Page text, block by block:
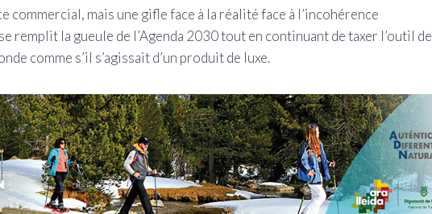
commercial, mais une gifle face à la réalité face à l’incohérence
remplit la gueule de l’Agenda 2030 tout en continuant de taxer l’outil de
comme s’il s’agissait d’un produit de luxe.